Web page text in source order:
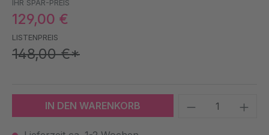
IHR SPAR-PREIS
129,00 €
LISTENPREIS
148,00 €*
IN DEN WARENKORB Produkt